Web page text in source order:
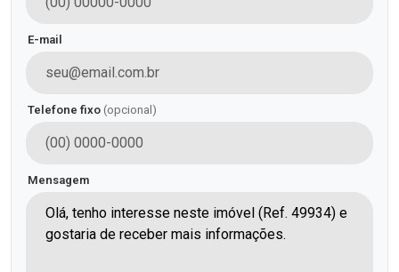
E-mail
Telefone fixo (opcional)
Mensagem